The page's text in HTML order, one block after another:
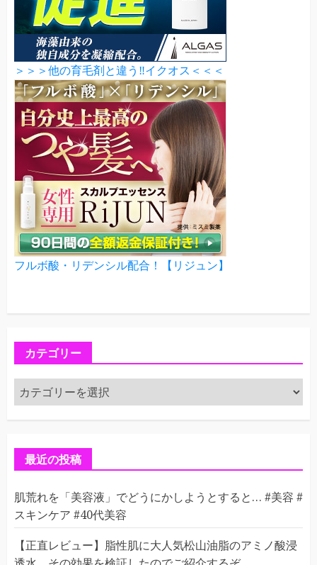
＞＞＞他の育毛剤と違う‼イクオス＜＜＜
フルボ酸・リデンシル配合！【リジュン】
カテゴリー
カ
テ
ゴ
最近の投稿
肌荒れを「美容液」でどうにかしようとすると… #美容 #
スキンケア #40代美容
【正直レビュー】脂性肌に大人気松山油脂のアミノ酸浸